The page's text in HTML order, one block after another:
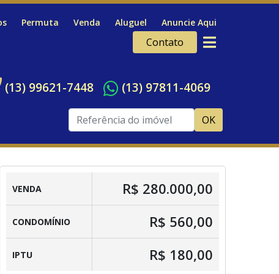
Permuta Venda Aluguel Anuncie Aqui
Contato
(13) 99621-7448 (13) 97811-4069
OK
VENDA R$ 280.000,00
CONDOMÍNIO R$ 560,00
IPTU R$ 180,00